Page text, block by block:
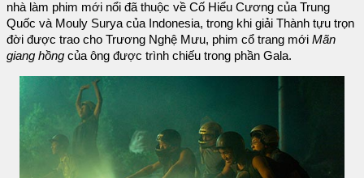
nhà làm phim mới nổi đã thuộc về Cố Hiểu Cương của Trung
Quốc và Mouly Surya của Indonesia, trong khi giải Thành tựu trọn
đời được trao cho Trương Nghệ Mưu, phim cổ trang mới Mãn
giang hồng của ông được trình chiếu trong phần Gala.